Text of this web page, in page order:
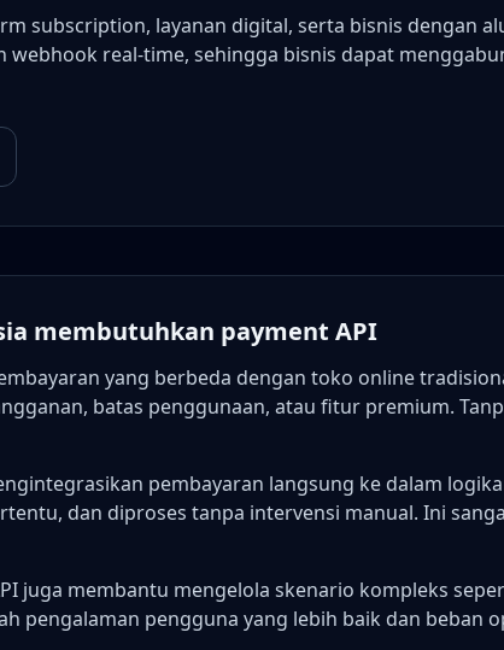
subscription, layanan digital, serta bisnis dengan
real-time, sehingga bisnis dapat
membutuhkan payment API
yang berbeda dengan toko online
batas penggunaan, atau fitur premium.
pembayaran langsung ke dalam
dan diproses tanpa intervensi manual. Ini
juga membantu mengelola skenario kompleks
pengalaman pengguna yang lebih baik dan beban